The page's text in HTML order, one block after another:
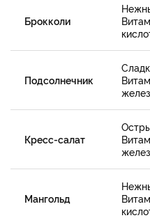
Брокколи
Подсолнечник
Кресс-салат
Мангольд